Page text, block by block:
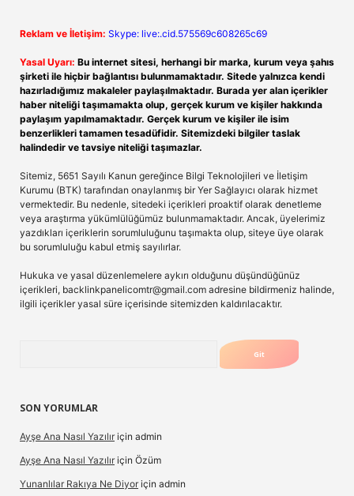
Reklam ve İletişim: Skype: live:.cid.575569c608265c69
Yasal Uyarı: Bu internet sitesi, herhangi bir marka, kurum veya şahıs
şirketi ile hiçbir bağlantısı bulunmamaktadır. Sitede yalnızca kendi
hazırladığımız makaleler paylaşılmaktadır. Burada yer alan içerikler
haber niteliği taşımamakta olup, gerçek kurum ve kişiler hakkında
paylaşım yapılmamaktadır. Gerçek kurum ve kişiler ile isim
benzerlikleri tamamen tesadüfidir. Sitemizdeki bilgiler taslak
halindedir ve tavsiye niteliği taşımazlar.
Sitemiz, 5651 Sayılı Kanun gereğince Bilgi Teknolojileri ve İletişim
Kurumu (BTK) tarafından onaylanmış bir Yer Sağlayıcı olarak hizmet
vermektedir. Bu nedenle, sitedeki içerikleri proaktif olarak denetleme
veya araştırma yükümlülüğümüz bulunmamaktadır. Ancak, üyelerimiz
yazdıkları içeriklerin sorumluluğunu taşımakta olup, siteye üye olarak
bu sorumluluğu kabul etmiş sayılırlar.
Hukuka ve yasal düzenlemelere aykırı olduğunu düşündüğünüz
içerikleri, backlinkpanelicomtr@gmail.com adresine bildirmeniz halinde,
ilgili içerikler yasal süre içerisinde sitemizden kaldırılacaktır.
SON YORUMLAR
Ayşe Ana Nasıl Yazılır için admin
Ayşe Ana Nasıl Yazılır için Özüm
Yunanlılar Rakıya Ne Diyor için admin